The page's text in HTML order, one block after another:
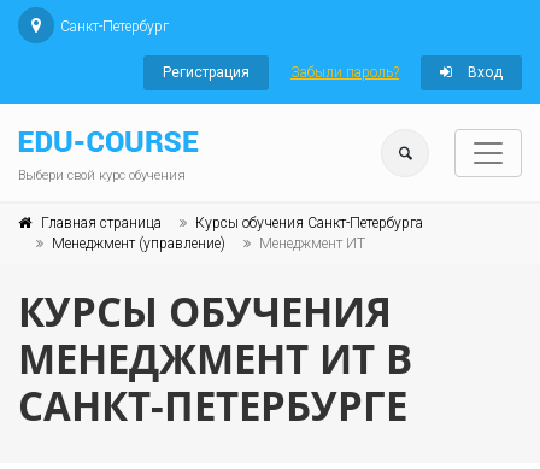
Санкт-Петербург
Регистрация Забыли пароль? Вход
Выбери свой курс обучения
Главная страница
Курсы обучения Санкт-Петербурга
Менеджмент (управление)
Менеджмент ИТ
КУРСЫ ОБУЧЕНИЯ
МЕНЕДЖМЕНТ ИТ В
САНКТ-ПЕТЕРБУРГЕ